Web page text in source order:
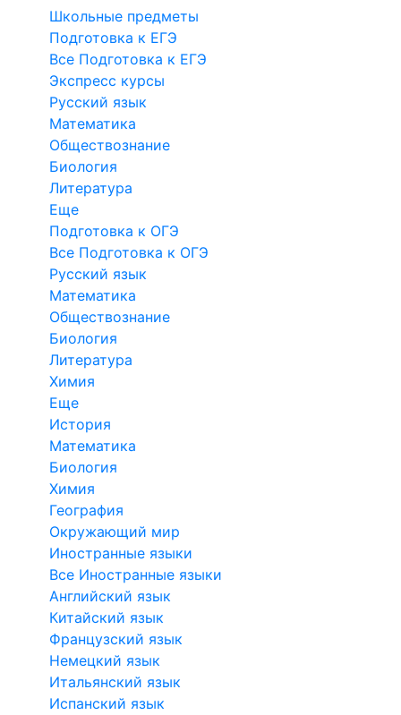
Школьные предметы
Подготовка к ЕГЭ
Все Подготовка к ЕГЭ
Экспресс курсы
Русский язык
Математика
Обществознание
Биология
Литература
Еще
Подготовка к ОГЭ
Все Подготовка к ОГЭ
Русский язык
Математика
Обществознание
Биология
Литература
Химия
Еще
История
Математика
Биология
Химия
География
Окружающий мир
Иностранные языки
Все Иностранные языки
Английский язык
Китайский язык
Французский язык
Немецкий язык
Итальянский язык
Испанский язык